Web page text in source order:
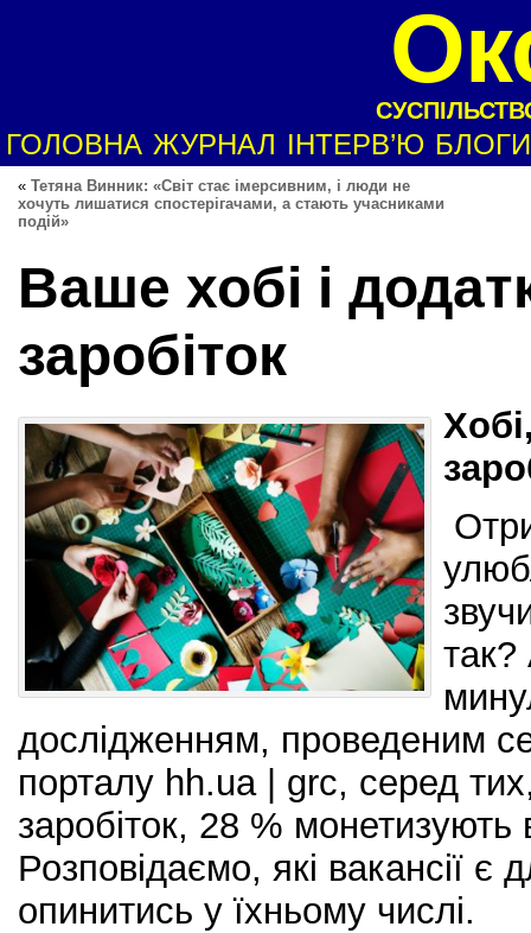
ГОЛОВНА ЖУРНАЛ ІНТЕРВ’Ю БЛОГИ
« Тетяна Винник: «Світ стає імерсивним, і люди не
хочуть лишатися спостерігачами, а стають учасниками
подій»
Ваше хобі і
заробіток
так?
дослідженням, проведеним
порталу hh.ua | grc, серед
заробіток, 28 % монетизують
Розповідаємо, які вакансії є
опинитись у їхньому числі.